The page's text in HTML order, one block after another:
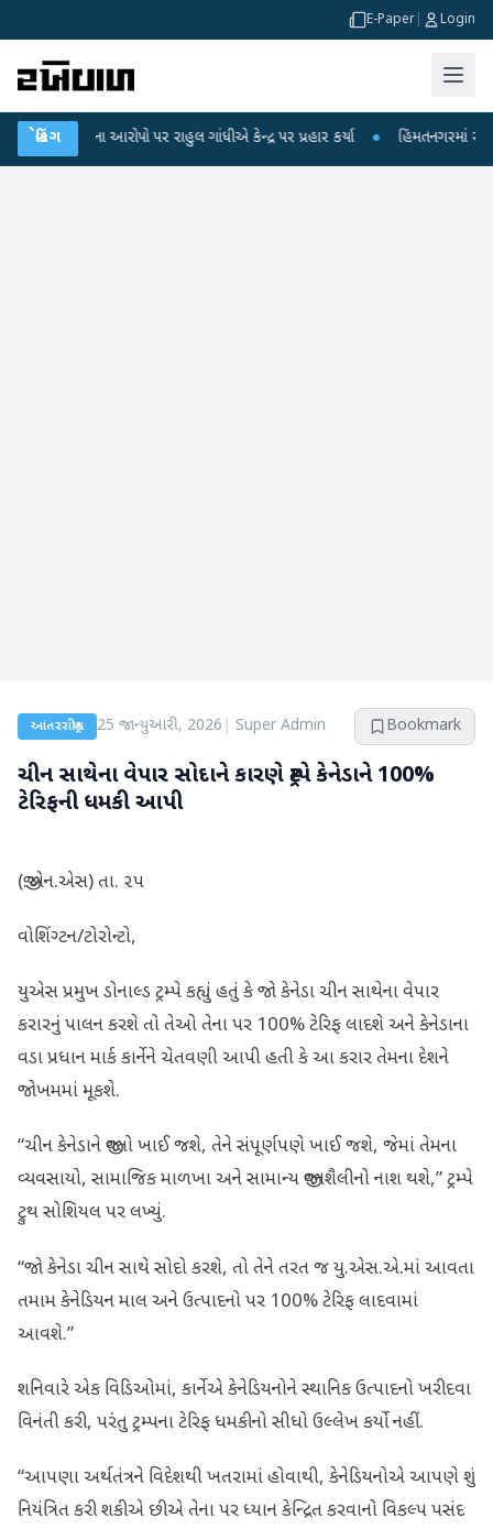
E-Paper Login
બ્રેકિંગ
પર રાહુલ ગાંધીએ કેન્દ્ર પર પ્રહાર કર્યા ● હિંમતનગરમાં રહસ્યમય વાયરસ કે
આંતરરાષ્ટ્રીય 25 જાન્યુઆરી, 2026 Super Admin Bookmark
ચીન સાથેના વેપાર સોદાને કારણે ટ્રમ્પે કેનેડાને 100%
ટેરિફની ધમકી આપી
(જી.એન.એસ) તા. ૨૫
વોશિંગ્ટન/ટોરોન્ટો,
યુએસ પ્રમુખ ડોનાલ્ડ ટ્રમ્પે કહ્યું હતું કે જો કેનેડા ચીન સાથેના વેપાર
કરારનું પાલન કરશે તો તેઓ તેના પર 100% ટેરિફ લાદશે અને કેનેડાના
વડા પ્રધાન માર્ક કાર્નેને ચેતવણી આપી હતી કે આ કરાર તેમના દેશને
જોખમમાં મૂકશે.
“ચીન કેનેડાને જીવતો ખાઈ જશે, તેને સંપૂર્ણપણે ખાઈ જશે, જેમાં તેમના
વ્યવસાયો, સામાજિક માળખા અને સામાન્ય જીવનશૈલીનો નાશ થશે,” ટ્રમ્પે
ટ્રુથ સોશિયલ પર લખ્યું.
“જો કેનેડા ચીન સાથે સોદો કરશે, તો તેને તરત જ યુ.એસ.એ.માં આવતા
તમામ કેનેડિયન માલ અને ઉત્પાદનો પર 100% ટેરિફ લાદવામાં
આવશે.”
શનિવારે એક વિડિઓમાં, કાર્નેએ કેનેડિયનોને સ્થાનિક ઉત્પાદનો ખરીદવા
વિનંતી કરી, પરંતુ ટ્રમ્પના ટેરિફ ધમકીનો સીધો ઉલ્લેખ કર્યો નહીં.
“આપણા અર્થતંત્રને વિદેશથી ખતરામાં હોવાથી, કેનેડિયનોએ આપણે શું
નિયંત્રિત કરી શકીએ છીએ તેના પર ધ્યાન કેન્દ્રિત કરવાનો વિકલ્પ પસંદ